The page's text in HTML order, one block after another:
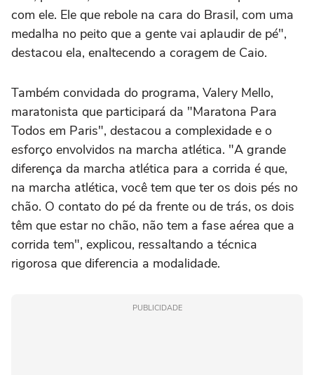
com ele. Ele que rebole na cara do Brasil, com uma
medalha no peito que a gente vai aplaudir de pé",
destacou ela, enaltecendo a coragem de Caio.
Também convidada do programa, Valery Mello,
maratonista que participará da "Maratona Para
Todos em Paris", destacou a complexidade e o
esforço envolvidos na marcha atlética. "A grande
diferença da marcha atlética para a corrida é que,
na marcha atlética, você tem que ter os dois pés no
chão. O contato do pé da frente ou de trás, os dois
têm que estar no chão, não tem a fase aérea que a
corrida tem", explicou, ressaltando a técnica
rigorosa que diferencia a modalidade.
PUBLICIDADE